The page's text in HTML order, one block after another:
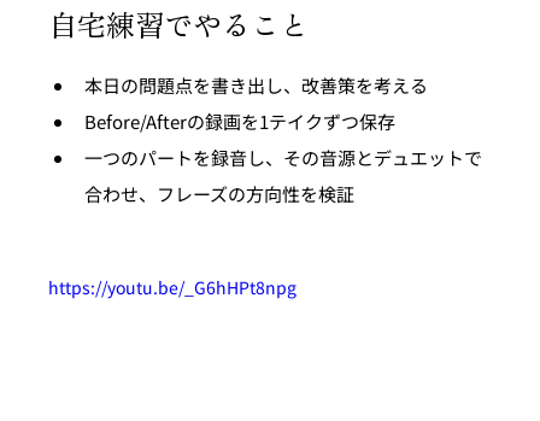
自宅練習でやること
本日の問題点を書き出し、改善策を考える
Before/Afterの録画を1テイクずつ保存
一つのパートを録音し、その音源とデュエットで
合わせ、フレーズの方向性を検証
https://youtu.be/_G6hHPt8npg